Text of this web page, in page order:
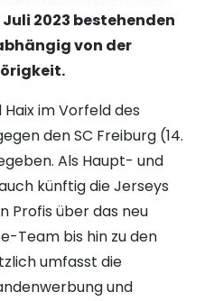
2023 bestehenden
von der
Haix im Vorfeld des
den SC Freiburg (14.
Als Haupt- und
künftig die Jerseys
Profis über das neu
Team bis hin zu den
umfasst die
und